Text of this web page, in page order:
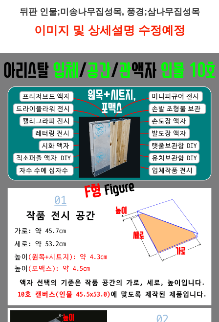
뒤판 인물;미송나무집성목, 풍경;삼나무집성목
이미지 및 상세설명 수정예정